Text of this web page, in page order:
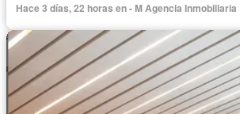
Hace 3 días, 22 horas en - M Agencia Inmobiliaria